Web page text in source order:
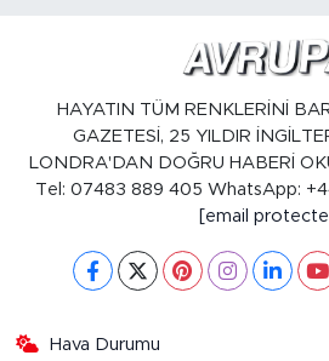
HAYATIN TÜM RENKLERİNİ
GAZETESİ, 25 YILDIR
LONDRA'DAN DOĞRU HABERİ
Tel: 07483 889 405 WhatsApp:
[email
Hava Durumu